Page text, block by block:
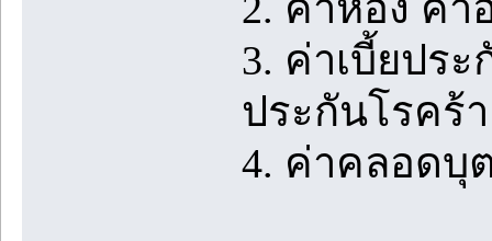
3. ค่าเบี้ยปร
ประกันโรคร้
4. ค่าคลอดบุ